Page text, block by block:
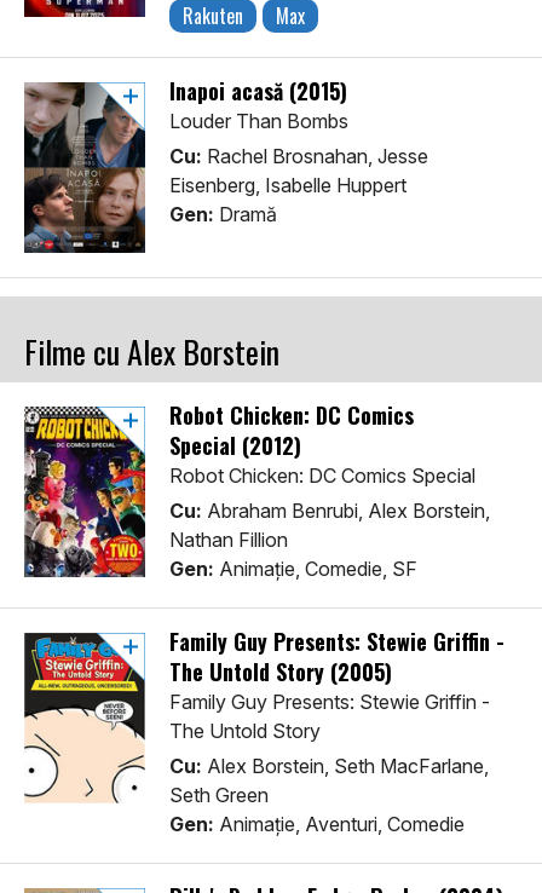
Rakuten Max
Înapoi acasă (2015)
Louder Than Bombs
Cu: Rachel Brosnahan, Jesse
Eisenberg, Isabelle Huppert
Gen: Dramă
Filme cu Alex Borstein
Robot Chicken: DC Comics
Special (2012)
Robot Chicken: DC Comics Special
Cu: Abraham Benrubi, Alex Borstein,
Nathan Fillion
Gen: Animaţie, Comedie, SF
Family Guy Presents: Stewie Griffin -
The Untold Story (2005)
Family Guy Presents: Stewie Griffin -
The Untold Story
Cu: Alex Borstein, Seth MacFarlane,
Seth Green
Gen: Animaţie, Aventuri, Comedie